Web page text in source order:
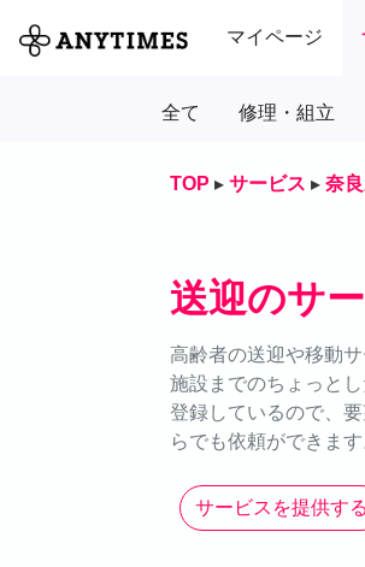
マイページ
全て 修理・組立
TOP ▸ サービス ▸ 奈
送迎のサ
高齢者の送迎や移動
施設までのちょっと
登録しているので、
らでも依頼ができます
サービスを提供する